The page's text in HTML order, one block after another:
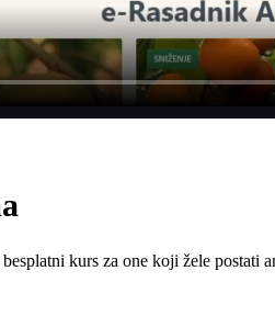
kurs za one koji žele postati